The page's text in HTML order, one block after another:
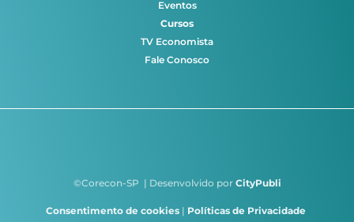
Eventos
Cursos
TV Economista
Fale Conosco
©Corecon-SP | Desenvolvido por CityPubli
Consentimento de cookies | Políticas de Privacidade